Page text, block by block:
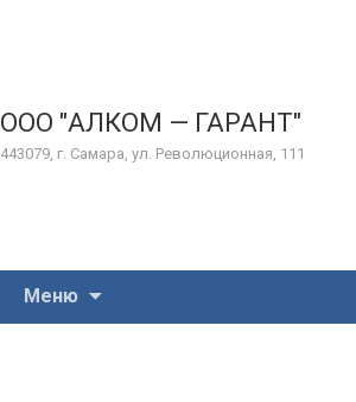
ООО "АЛКОМ — ГАРАНТ"
443079, г. Самара, ул. Революционная, 111
Меню